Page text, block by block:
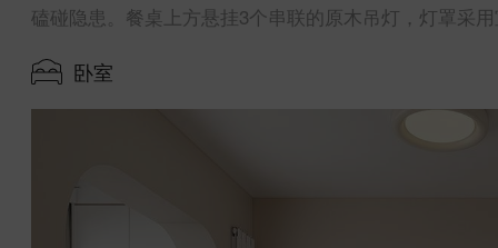
磕碰隐患。餐桌上方悬挂3个串联的原木吊灯，灯罩采
卧室